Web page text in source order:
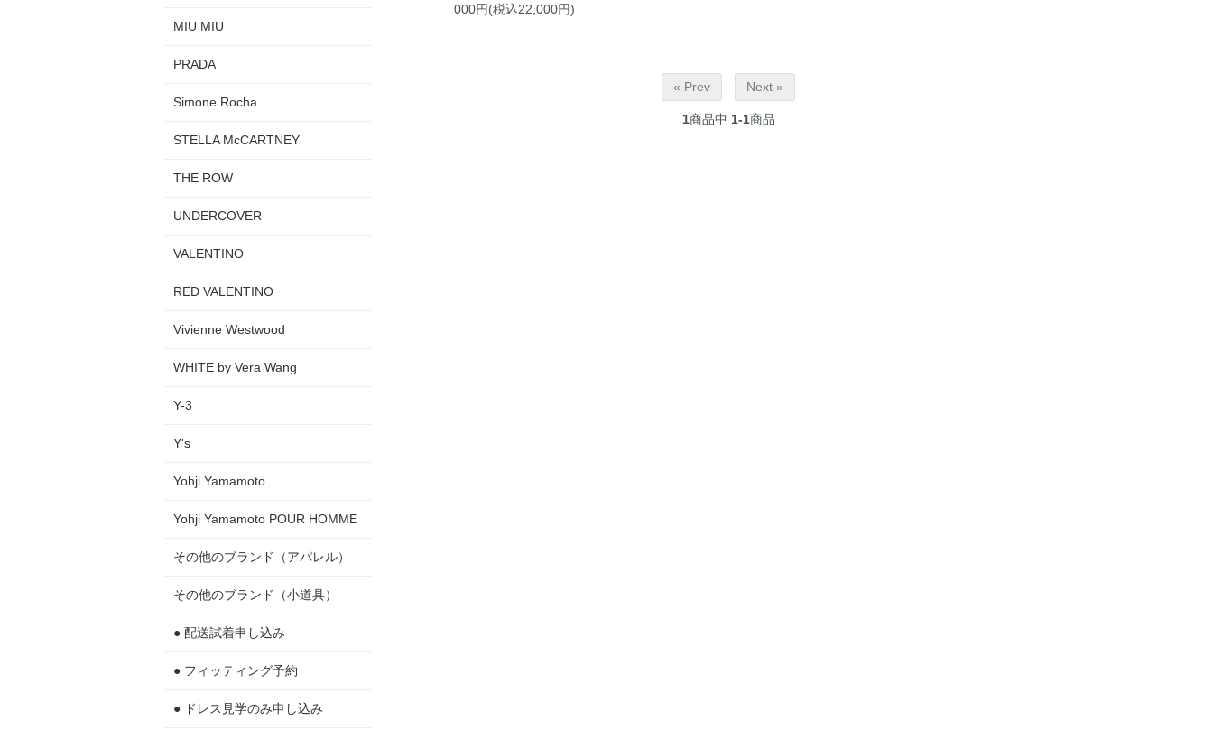
000円(税込22,000円)
« Prev Next »
1商品中 1-1商品
MIU MIU
PRADA
Simone Rocha
STELLA McCARTNEY
THE ROW
UNDERCOVER
VALENTINO
RED VALENTINO
Vivienne Westwood
WHITE by Vera Wang
Y-3
Y's
Yohji Yamamoto
Yohji Yamamoto POUR HOMME
その他のブランド（アパレル）
その他のブランド（小道具）
● 配送試着申し込み
● フィッティング予約
● ドレス見学のみ申し込み